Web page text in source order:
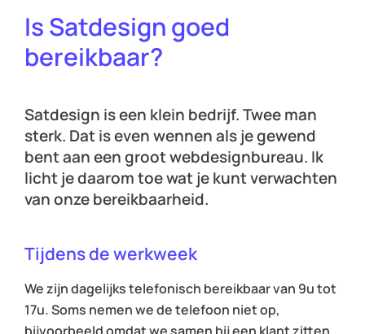
Is Satdesign goed
bereikbaar?
Satdesign is een klein bedrijf. Twee man
sterk. Dat is even wennen als je gewend
bent aan een groot webdesignbureau. Ik
licht je daarom toe wat je kunt verwachten
van onze bereikbaarheid.
Tijdens de werkweek
We zijn dagelijks telefonisch bereikbaar van 9u tot
17u. Soms nemen we de telefoon niet op,